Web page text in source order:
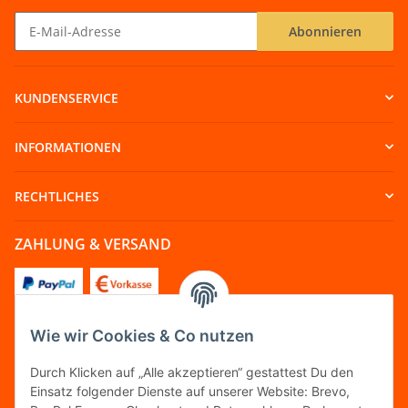
Wie wir Cookies & Co nutzen
Durch Klicken auf „Alle akzeptieren“ gestattest Du den
Einsatz folgender Dienste auf unserer Website: Brevo,
Abonnieren
KUNDENSERVICE
INFORMATIONEN
RECHTLICHES
ZAHLUNG & VERSAND
FOLGT UNS